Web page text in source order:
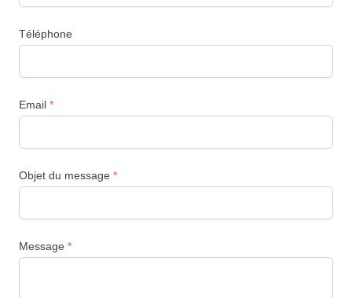
Téléphone
Email *
Objet du message *
Message *